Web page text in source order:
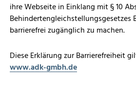
ihre Webseite in Einklang mit § 10
Behindertengleichstellungsgesetzes
barrierefrei zugänglich zu machen.
Diese Erklärung zur Barrierefreiheit
www.adk-gmbh.de